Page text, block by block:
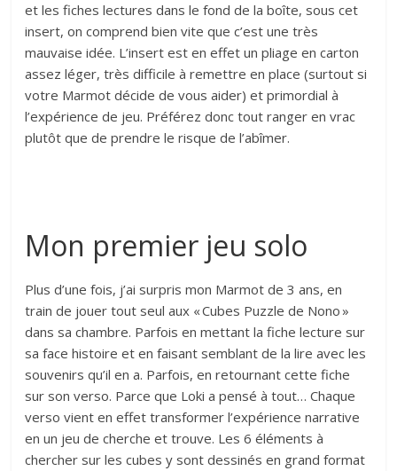
et les fiches lectures dans le fond de la boîte, sous cet
insert, on comprend bien vite que c’est une très
mauvaise idée. L’insert est en effet un pliage en carton
assez léger, très difficile à remettre en place (surtout si
votre Marmot décide de vous aider) et primordial à
l’expérience de jeu. Préférez donc tout ranger en vrac
plutôt que de prendre le risque de l’abîmer.
Mon premier jeu solo
Plus d’une fois, j’ai surpris mon Marmot de 3 ans, en
train de jouer tout seul aux « Cubes Puzzle de Nono »
dans sa chambre. Parfois en mettant la fiche lecture sur
sa face histoire et en faisant semblant de la lire avec les
souvenirs qu’il en a. Parfois, en retournant cette fiche
sur son verso. Parce que Loki a pensé à tout… Chaque
verso vient en effet transformer l’expérience narrative
en un jeu de cherche et trouve. Les 6 éléments à
chercher sur les cubes y sont dessinés en grand format